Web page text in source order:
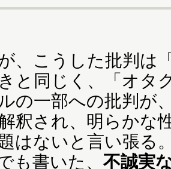
、こうした批判は
と同じく、「オタ
の一部への批判が
釈され、明らかな
はないと言い張る
も書いた、 不誠実